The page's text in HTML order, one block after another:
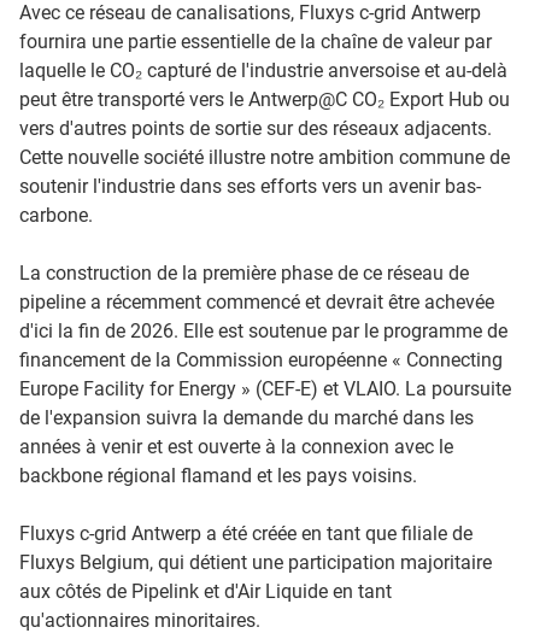
Avec ce réseau de canalisations, Fluxys c-grid Antwerp
fournira une partie essentielle de la chaîne de valeur par
laquelle le CO₂ capturé de l'industrie anversoise et au-delà
peut être transporté vers le Antwerp@C CO₂ Export Hub ou
vers d'autres points de sortie sur des réseaux adjacents.
Cette nouvelle société illustre notre ambition commune de
soutenir l'industrie dans ses efforts vers un avenir bas-
carbone.
La construction de la première phase de ce réseau de
pipeline a récemment commencé et devrait être achevée
d'ici la fin de 2026. Elle est soutenue par le programme de
financement de la Commission européenne « Connecting
Europe Facility for Energy » (CEF-E) et VLAIO. La poursuite
de l'expansion suivra la demande du marché dans les
années à venir et est ouverte à la connexion avec le
backbone régional flamand et les pays voisins.
Fluxys c-grid Antwerp a été créée en tant que filiale de
Fluxys Belgium, qui détient une participation majoritaire
aux côtés de Pipelink et d'Air Liquide en tant
qu'actionnaires minoritaires.